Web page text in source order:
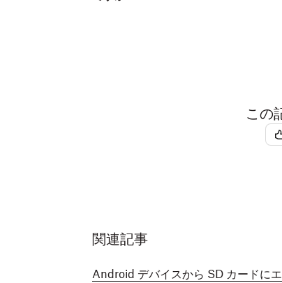
この
関連記事
Android デバイスから SD カードに